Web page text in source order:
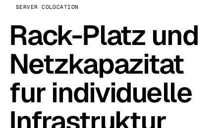
SERVER COLOCATION
Rack-Platz und
Netzkapazitat
fur individuelle